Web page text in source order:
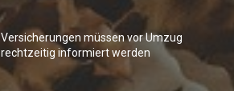
Versicherungen müssen vor Umzug
rechtzeitig informiert werden